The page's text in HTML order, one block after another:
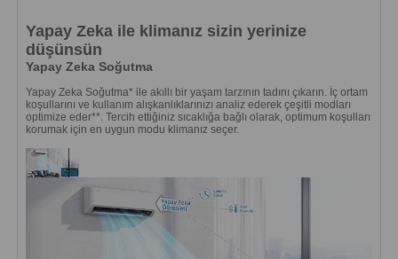
Yapay Zeka ile klimanız sizin yerinize
düşünsün
Yapay Zeka Soğutma
Yapay Zeka Soğutma* ile akıllı bir yaşam tarzının tadını çıkarın. İç ortam
koşullarını ve kullanım alışkanlıklarınızı analiz ederek çeşitli modları
optimize eder**. Tercih ettiğiniz sıcaklığa bağlı olarak, optimum koşulları
korumak için en uygun modu klimanız seçer.